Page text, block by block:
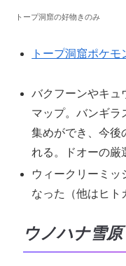
トープ洞窟の好物きのみ
トープ洞窟ポケモ
バクフーンやキュ
マップ。バンギラ
集めができ、今後
れる。ドオーの厳
ウィークリーミッ
なった（他はヒト
ウノハナ雪原